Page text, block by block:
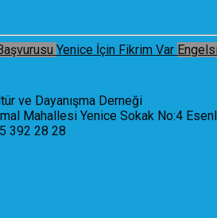
Yenice İçin Fikrim Var
ve Dayanışma Derneği
Mahallesi Yenice Sokak No:4
392 28 28